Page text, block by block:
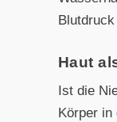
Blut
Haut
Ist die
Körper in